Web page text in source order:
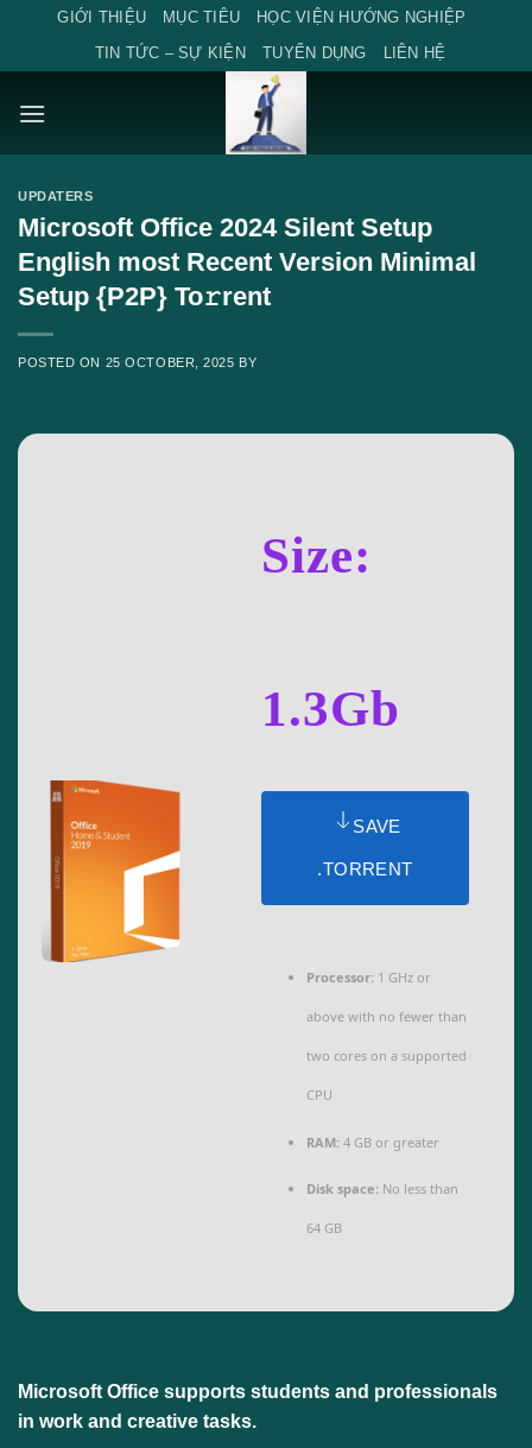
content
GIỚI THIỆU MỤC TIÊU
HỌC VIỆN HƯỚNG NGHIỆP
TIN TỨC – SỰ KIỆN
TUYỂN DỤNG LIÊN HỆ
UPDATERS
Microsoft Office 2024 Silent Setup
English most Recent Version Minimal
Setup {P2P} To𝚛rent
POSTED ON 25 OCTOBER, 2025 BY
Size:
1.3Gb
SAVE
.TORRENT
Processor: 1 GHz or
above with no fewer than
two cores on a supported
CPU
RAM: 4 GB or greater
Disk space: No less than
64 GB
Microsoft Office supports students and professionals
in work and creative tasks.